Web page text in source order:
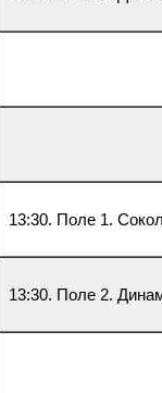
13:30. Поле 1.
13:30. Поле 2.